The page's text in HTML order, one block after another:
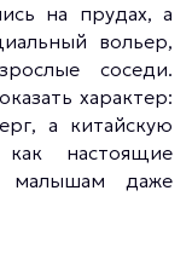
на прудах, а
вольер,
соседи.
характер:
а китайскую
настоящие
малышам даже